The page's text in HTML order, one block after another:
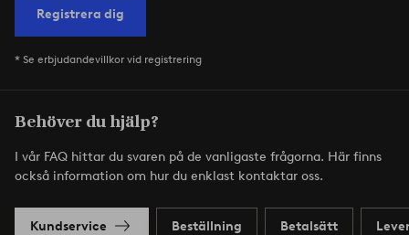
Registrera dig
* Se erbjudandevillkor vid registrering
Behöver du hjälp?
I vår FAQ hittar du svaren på de vanligaste frågorna. Här finns
också information om hur du enklast kontaktar oss.
Kundservice Beställning Betalsätt